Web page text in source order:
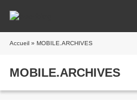
Accueil » MOBILE.ARCHIVES
MOBILE.ARCHIVES